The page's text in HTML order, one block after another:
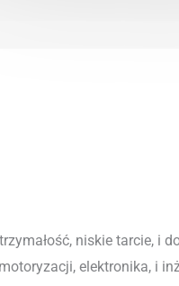
niskie tarcie, i
elektronika, i